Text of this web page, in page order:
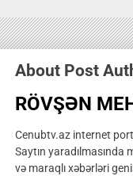
About Post
RÖVŞƏN
Cenubtv.az internet
Saytın
və maraqlı xəbərləri